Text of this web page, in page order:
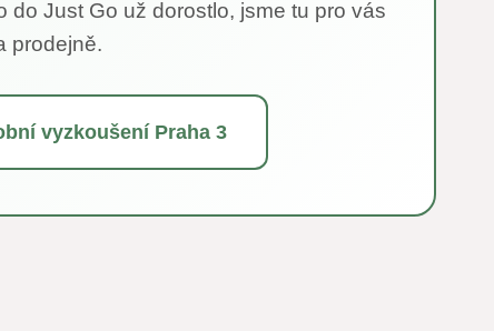
Just Go už dorostlo, jsme tu pro vás
prodejně.
vyzkoušení Praha 3